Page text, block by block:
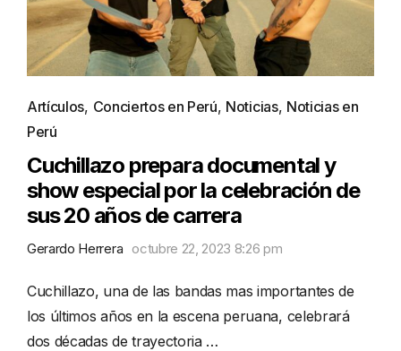
Artículos, Conciertos en Perú, Noticias, Noticias en
Perú
Cuchillazo prepara documental y
show especial por la celebración de
sus 20 años de carrera
Gerardo Herrera octubre 22, 2023 8:26 pm
Cuchillazo, una de las bandas mas importantes de
los últimos años en la escena peruana, celebrará
dos décadas de trayectoria …